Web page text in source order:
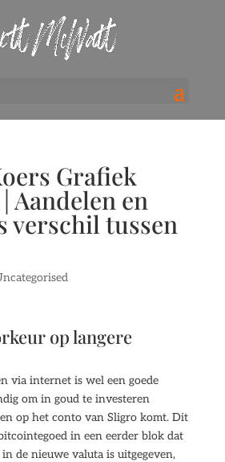
Grafiek
Aandelen en
verschil tussen
op langere
via internet is wel een goede
om in goud te investeren
op het conto van Sligro komt. Dit
in een eerder blok dat
de nieuwe valuta is uitgegeven,